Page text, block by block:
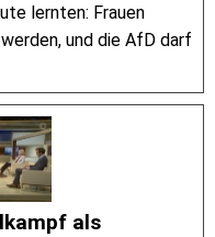
lernten: Frauen
und die AfD darf
als